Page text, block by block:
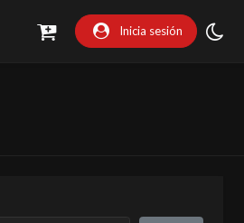
Inicia sesión